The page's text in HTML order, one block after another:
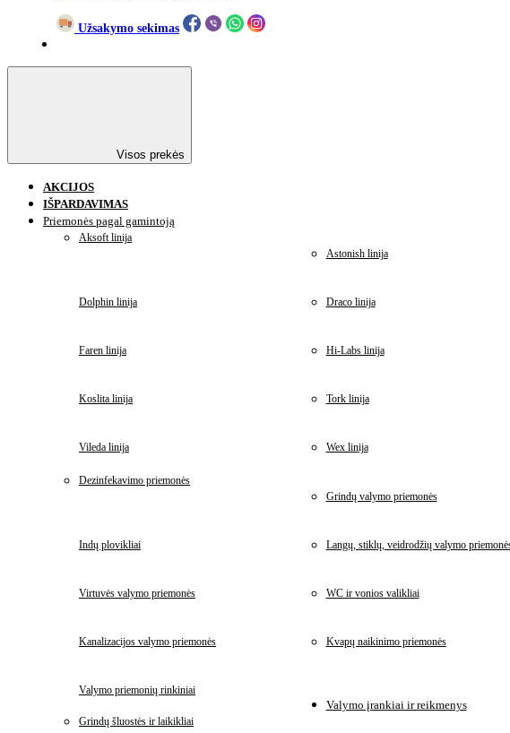
Užsakymo sekimas
Visos prekės
AKCIJOS
IŠPARDAVIMAS
Priemonės pagal gamintoją
Aksoft linija
Astonish linija
Dolphin linija
Draco linija
Faren linija
Hi-Labs linija
Koslita linija
Tork linija
Vileda linija Wex linija
Dezinfekavimo priemonės
Grindų valymo priemonės
Indų plovikliai
Langų, stiklų, veidrodžių valymo
Virtuvės valymo priemonės
WC ir vonios valikliai
Kanalizacijos valymo priemonės
Kvapų naikinimo priemonės
Valymo priemonių rinkiniai
Valymo įrankiai ir reikmenys
Grindų šluostės ir laikikliai